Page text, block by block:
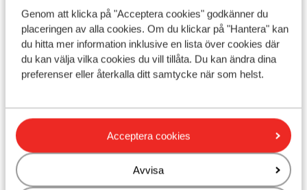
Genom att klicka på "Acceptera cookies" godkänner du
placeringen av alla cookies. Om du klickar på "Hantera" kan
du hitta mer information inklusive en lista över cookies där
du kan välja vilka cookies du vill tillåta. Du kan ändra dina
preferenser eller återkalla ditt samtycke när som helst.
Acceptera cookies
Avvisa
Avstånd till uttagsautomat ca 150 m
Avstånd till pist ca 100 m
Skidbuss i direktanslutning till hotellet ( skidbuss
är gratis vid uppvisat liftkort / gäskort)
Avstånd till skidlift ca 100 m
Närmaste kiosk ca 150 m
Närmaste restaurang ca 150 m
Liftkort/Utrustning/Skidskola